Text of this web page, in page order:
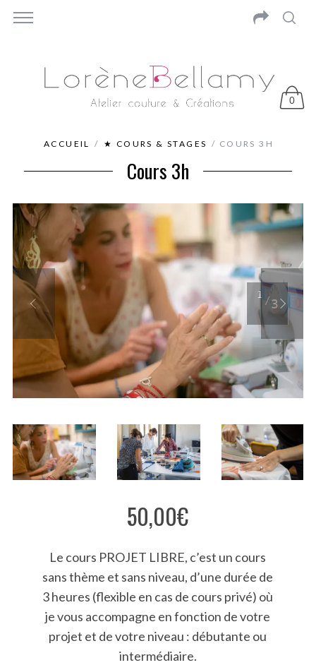
ACCUEIL / ★ COURS & STAGES / COURS 3H
Cours 3h
1
3
50,00€
Le cours PROJET LIBRE, c’est un cours
sans thème et sans niveau, d’une durée de
3 heures (flexible en cas de cours privé) où
je vous accompagne en fonction de votre
projet et de votre niveau : débutante ou
intermédiaire.
0